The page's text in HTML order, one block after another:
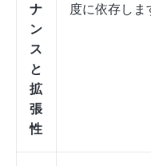
ナ
ン
ス
と
拡
張
性
度に依存しま